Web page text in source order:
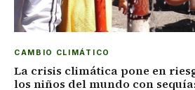
CAMBIO CLIMÁTICO
La crisis climática pone en
los niños del mundo con